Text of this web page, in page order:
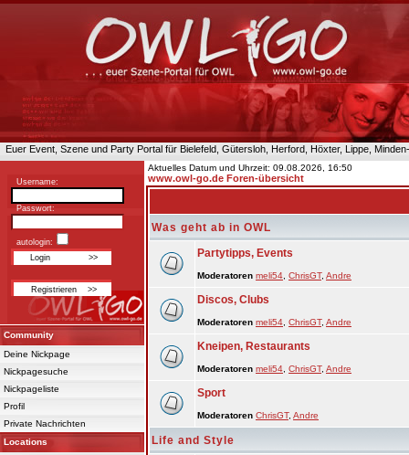
Euer Event, Szene und Party Portal für Bielefeld, Gütersloh, Herford, Höxter, Lippe,
Username:
Passwort:
autologin:
Community
Deine Nickpage
Nickpagesuche
Nickpageliste
Profil
Private Nachrichten
Locations
Aktuelles Datum und Uhrzeit: 09.08.2026, 16:50
www.owl-go.de Foren-übersicht
Was geht ab in OWL
Partytipps, Events
Moderatoren meli54 ChrisGT, Andre
Discos, Clubs
Moderatoren meli54 ChrisGT, Andre
Kneipen, Restaurants
Moderatoren meli54 ChrisGT, Andre
Sport
Moderatoren ChrisGT, Andre
Life and Style